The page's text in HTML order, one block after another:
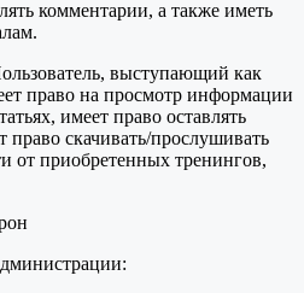
комментарии, а также иметь
выступающий как
право на просмотр информации
имеет право оставлять
право скачивать/прослушивать
от приобретенных тренингов,